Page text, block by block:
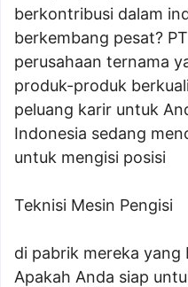
berkontribusi dalam
berkembang pesat?
perusahaan ternama
produk-produk
peluang karir untuk
Indonesia sedang
untuk mengisi posisi
Teknisi Mesin Pengisi
di pabrik mereka yang
Apakah Anda siap